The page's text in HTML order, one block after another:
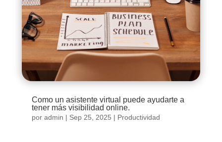
Como un asistente virtual puede ayudarte a
tener más visibilidad online.
por admin | Sep 25, 2025 | Productividad